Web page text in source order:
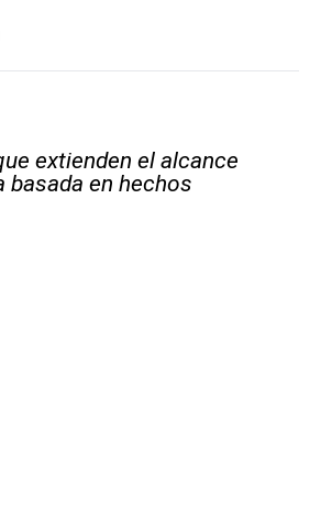
extienden el alcance
basada en hechos